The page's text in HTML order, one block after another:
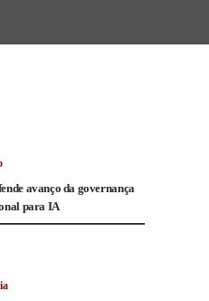
avanço da governança
para IA